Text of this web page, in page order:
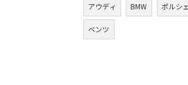
アウディ BMW ポルシェ
ベンツ